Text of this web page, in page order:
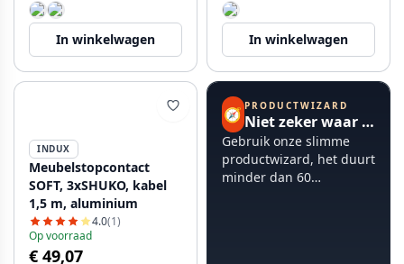
In winkelwagen In winkelwagen
INDUX
Meubelstopcontact
SOFT, 3xSHUKO, kabel
1,5 m, aluminium
4.0(1)
Op voorraad
€ 49,07
🧭 PRODUCTWIZARD
Niet zeker waar te beginnen?
Gebruik onze slimme
productwizard, het duurt
minder dan 60